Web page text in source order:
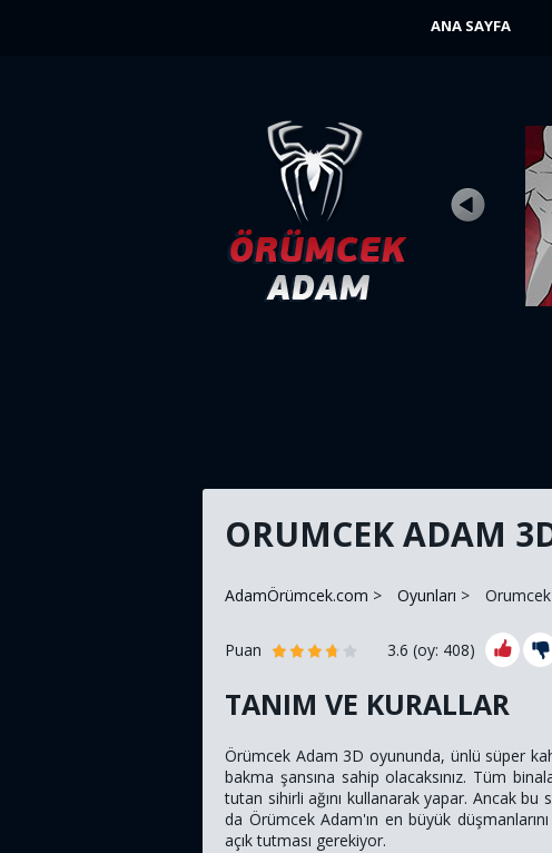
ANA SAYFA
SAVAS
Örümcek Adam düşmanları ona yaklaştı ve
herkes kahramanla bile uyumak istiyor!...
ŞIMDI OYNA
ORUMCEK ADAM
AdamÖrümcek.com Oyunları
Puan 3.6 (oy: 408)
TANIM VE KURALLAR
Örümcek Adam 3D oyununda, ünlü süper
bakma şansına sahip olacaksınız. Tüm
tutan sihirli ağını kullanarak yapar. Ancak bu
da Örümcek Adam'ın en büyük
açık tutması gerekiyor.